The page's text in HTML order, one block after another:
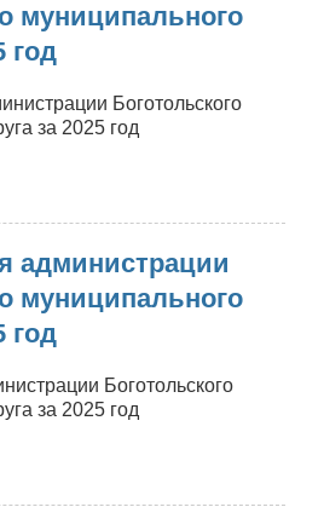
муниципального
год
Боготольского
за 2025 год
администрации
муниципального
год
Боготольского
за 2025 год